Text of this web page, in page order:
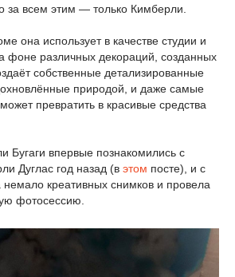
за всем этим — только Кимберли.
она использует в качестве студии и
фоне различных декораций, созданных
собственные детализированные
природой, и даже самые
превратить в красивые средства
Бугаги впервые познакомились с
Дуглас год назад (в этом посте), и с
немало креативных снимков и провела
фотосессию.